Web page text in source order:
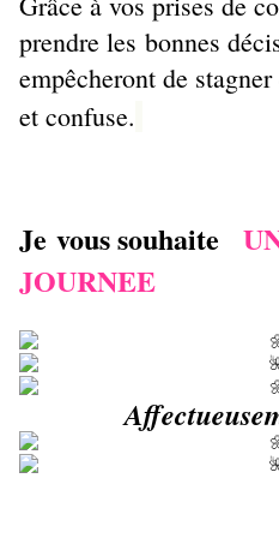
prendre les bonnes
empêcheront de
et confuse.
Je vous souhaite
JOURNEE